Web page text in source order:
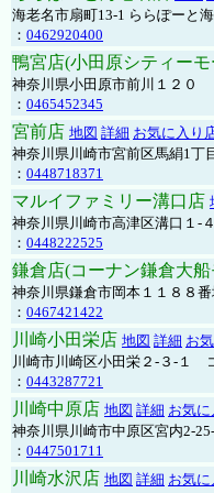
海老名市扇町13-1 ららぽーと
： 0462920400
鴨宮店(小田原シティー
神奈川県小田原市前川１２０
： 0465452345
宮前店 地図 詳細 お気に入り
神奈川県川崎市宮前区馬絹1丁
： 0448718371
マルイファミリー溝口店
神奈川県川崎市高津区溝口１-
： 0448222525
鎌倉店(コーナン鎌倉大
神奈川県鎌倉市岡本１１８８番
： 0467421422
川崎小田栄店 地図 詳細 お
川崎市川崎区小田栄２‐３‐１
： 0443287721
川崎中原店 地図 詳細 お気
神奈川県川崎市中原区宮内2-
： 0447501711
川崎水沢店 地図 詳細 お気